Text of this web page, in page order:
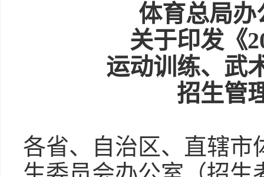
体育总局
关于印发《
运动训练、武
招生管
各省、自治区、直辖市